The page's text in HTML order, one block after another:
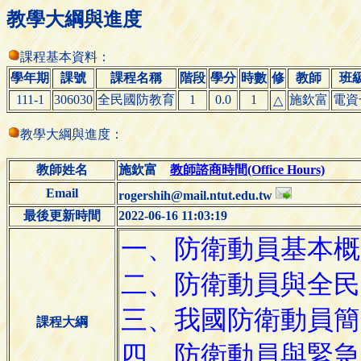
教學大綱與進度
課程基本資料：
學年期
課號 課程名稱 階段 學分 時數 修 教師
班
111-1
306030 全民國防教育 1 0.0 1 △ 施欽富 電資
教學大綱與進度：
教師姓名 施欽富教師諮商時間(Office Hours)
Email
rogershih@mail.ntut.edu.tw
最後更新時間
2022-06-16 11:03:19
課程大綱